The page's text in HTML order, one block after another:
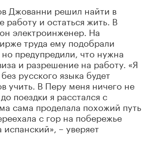
Джованни решил найти в
работу и остаться жить. В
электроинженер. На
труда ему подобрали
предупредили, что нужна
и разрешение на работу. «Я
русского языка будет
учить. В Перу меня ничего не
поездки я расстался с
сама проделала похожий путь
с гор на побережье
– уверяет